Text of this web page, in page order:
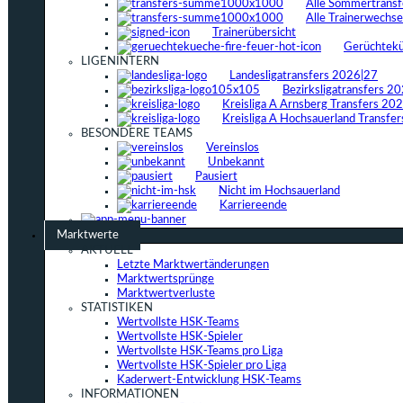
Alle
Alle
Trainerübersicht
LIGENINTERN
Landesligatransfers 2026|27
Bezirksligatransfers
Kreisliga A Arnsberg Transfers
Kreisliga A Hochsauerland
BESONDERE TEAMS
Vereinslos
Unbekannt
Pausiert
Nicht im Hochsauerland
Karriereende
Marktwerte
AKTUELL
Letzte Marktwertänderungen
Marktwertsprünge
Marktwertverluste
STATISTIKEN
Wertvollste HSK-Teams
Wertvollste HSK-Spieler
Wertvollste HSK-Teams pro Liga
Wertvollste HSK-Spieler pro Liga
Kaderwert-Entwicklung HSK-Teams
INFORMATIONEN